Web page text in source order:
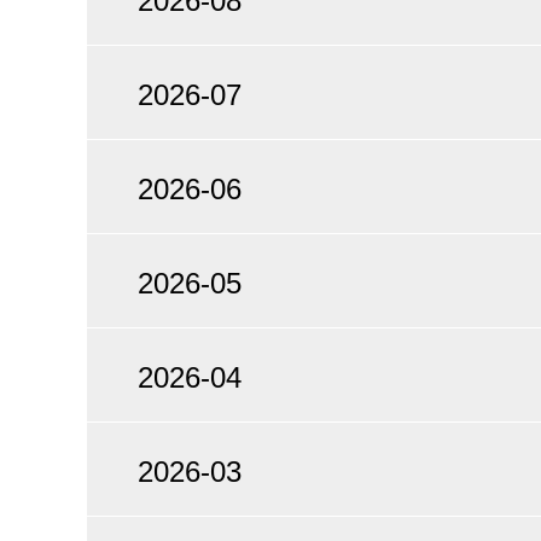
2026-07
2026-06
2026-05
2026-04
2026-03